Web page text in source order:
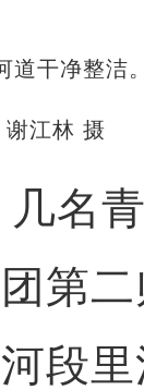
江林 摄
名青
第
段